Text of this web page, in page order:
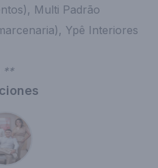
Multi Padrão
Ypê Interiores
**